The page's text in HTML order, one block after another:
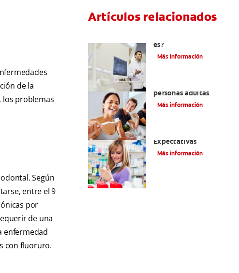
de la
los problemas
Según
entre el 9
por
de una
enfermedad
con fluoruro.
Artículos relacionados
es?
Más información
personas adultas
Más información
Expectativas
Más información